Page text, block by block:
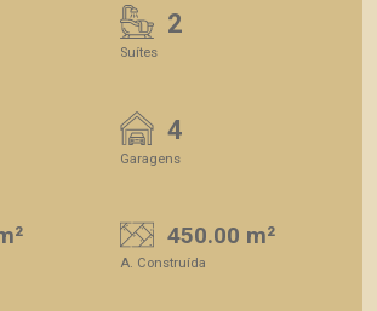
2
Suítes
4
Garagens
450.00 m²
A. Construída